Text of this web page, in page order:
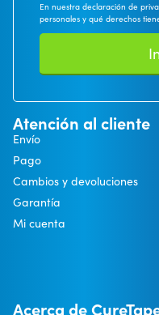
En nuestra declaración de
personales y qué derechos
Atención al cliente
Envío
Pago
Cambios y devoluciones
Garantía
Mi cuenta
Acerca de